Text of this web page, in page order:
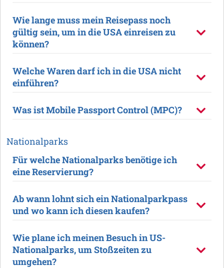
Wie lange muss mein Reisepass noch
gültig sein, um in die USA einreisen zu
können?
Welche Waren darf ich in die USA nicht
einführen?
Was ist Mobile Passport Control (MPC)?
Nationalparks
Für welche Nationalparks benötige ich
eine Reservierung?
Ab wann lohnt sich ein Nationalparkpass
und wo kann ich diesen kaufen?
Wie plane ich meinen Besuch in US-
Nationalparks, um Stoßzeiten zu
umgehen?